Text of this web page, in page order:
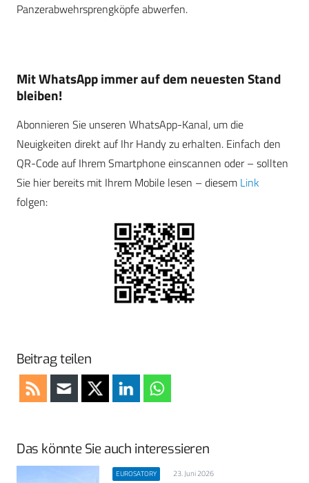
Panzerabwehrsprengköpfe abwerfen.
Mit WhatsApp immer auf dem neuesten Stand
bleiben!
Abonnieren Sie unseren WhatsApp-Kanal, um die
Neuigkeiten direkt auf Ihr Handy zu erhalten. Einfach den
QR-Code auf Ihrem Smartphone einscannen oder – sollten
Sie hier bereits mit Ihrem Mobile lesen – diesem Link
folgen:
Beitrag teilen
Das könnte Sie auch interessieren
EUROSATORY 23. Juni 2026